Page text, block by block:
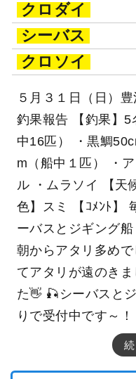
クロダイ
シーバス
クロソイ
５月３１日（日）
釣果報告 【釣果】
中16匹） ・黒鯛
m（船中１匹） ・
ル ・ムラソイ 【
色】スミ 【ｺﾒﾝﾄ】
ーバスとジギング
朝からアタリ多め
てアタリが遠のき
た👋 🎣シーバスと
りで受付中です～！